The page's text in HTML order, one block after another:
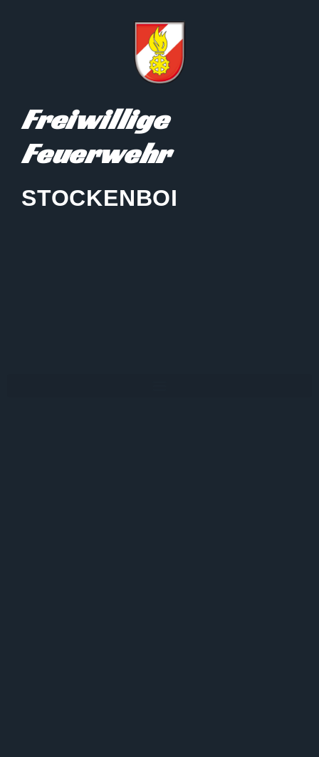
Freiwillige
Feuerwehr
STOCKENBOI